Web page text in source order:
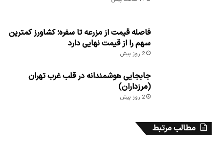
فاصله قیمت از مزرعه تا سفره؛ کشاورز کمترین
سهم را از قیمت نهایی دارد
2 روز پیش
جابجایی هوشمندانه در قلب غرب تهران
(مرزداران)
2 روز پیش
مطالب مرتبط